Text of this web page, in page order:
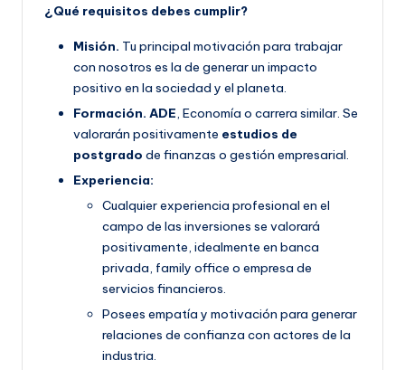
¿Qué requisitos debes cumplir?
Misión. Tu principal motivación para trabajar
con nosotros es la de generar un impacto
positivo en la sociedad y el planeta.
Formación. ADE, Economía o carrera similar. Se
valorarán positivamente estudios de
postgrado de finanzas o gestión empresarial.
Experiencia:
Cualquier experiencia profesional en el
campo de las inversiones se valorará
positivamente, idealmente en banca
privada, family office o empresa de
servicios financieros.
Posees empatía y motivación para generar
relaciones de confianza con actores de la
industria.